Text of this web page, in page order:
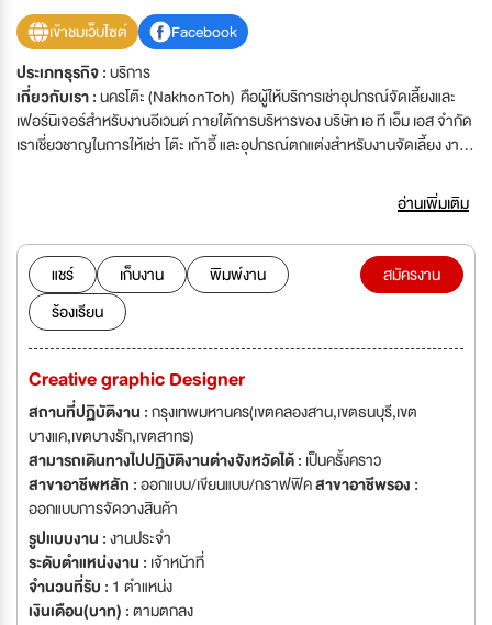
เข้าชมเว็บไซต์
Facebook
ประเภทธุรกิจ :บริการ
เกี่ยวกับเรา :นครโต๊ะ (NakhonToh) คือผู้ให้บริการเช่าอุปกรณ์จัดเลี้ยงและ
เฟอร์นิเจอร์สำหรับงานอีเวนต์ ภายใต้การบริหารของ บริษัท เอ ที เอ็ม เอส จำกัด
เราเชี่ยวชาญในการให้เช่า โต๊ะ เก้าอี้ และอุปกรณ์ตกแต่งสำหรับงานจัดเลี้ยง งาน
ทีมงานมืออาชีพ เราให้ความสำคัญกับ คุณภาพของอุปกรณ์ ความสะอาด และ
ความตรงต่อเวลา เพื่อให้ลูกค้าได้รับบริการที่ดีที่สุด นครโต๊ะ ไม่ได้เป็นเพียงผู้ให้
บริการเช่าอุปกรณ์ แต่เราคือ ผู้นำเสนอไอเดียและดีไซน์ที่ตอบโจทย์ทุกคอนเซปต์
ของงาน หากคุณกำลังมองหาสถานที่ทำงานที่เต็มไปด้วยไอเดียสร้างสรรค์และ
โอกาสในการเติบโต เราขอเชิญคุณมาเป็นส่วนหนึ่งของทีม นครโต๊ะ
อ่านเพิ่มเติม
แชร์ เก็บงาน
พิมพ์งาน
ร้องเรียน
สมัครงาน
Creative graphic Designer
สถานที่ปฏิบัติงาน :กรุงเทพมหานคร(เขตคลองสาน,เขตธนบุรี,เขต
บางแค,เขตบางรัก,เขตสาทร)
สามารถเดินทางไปปฏิบัติงานต่างจังหวัดได้ : เป็นครั้งคราว
สาขาอาชีพหลัก :ออกแบบ/เขียนแบบ/กราฟฟิคสาขาอาชีพรอง :
ออกแบบการจัดวางสินค้า
รูปแบบงาน :งานประจำ
ระดับตำแหน่งงาน : เจ้าหน้าที่
จำนวนที่รับ : 1 ตำแหน่ง
เงินเดือน(บาท) :ตามตกลง